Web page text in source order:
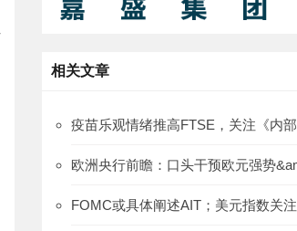
相关文章